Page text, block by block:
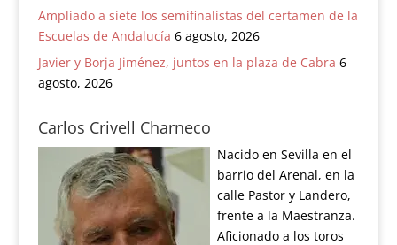
Ampliado a siete los semifinalistas del certamen de la
Escuelas de Andalucía 6 agosto, 2026
Javier y Borja Jiménez, juntos en la plaza de Cabra 6
agosto, 2026
Carlos Crivell Charneco
Nacido en Sevilla en el
barrio del Arenal, en la
calle Pastor y Landero,
frente a la Maestranza.
Aficionado a los toros